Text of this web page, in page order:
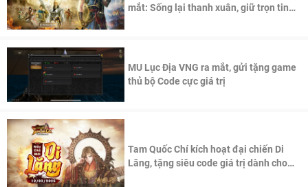
mắt: Sống lại thanh xuân, giữ trọn tinh
MU Lục Địa VNG ra mắt, gửi tặng game
thủ bộ Code cực giá trị
Tam Quốc Chí kích hoạt đại chiến Di
Lăng, tặng siêu code giá trị dành cho